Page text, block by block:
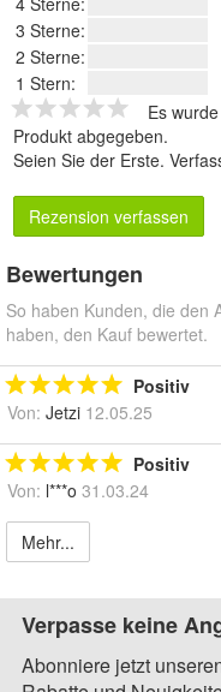
3 Sterne:
2 Sterne:
1 Stern:
Es
Produkt abgegeben.
Seien Sie der Erste.
Rezension verfassen
Bewertungen
So haben Kunden, die den
haben, den Kauf bewertet.
Positiv
Von: Jetzi 12.05.25
Positiv
Von: l***o 31.03.24
Mehr...
Verpasse keine
Abonniere jetzt